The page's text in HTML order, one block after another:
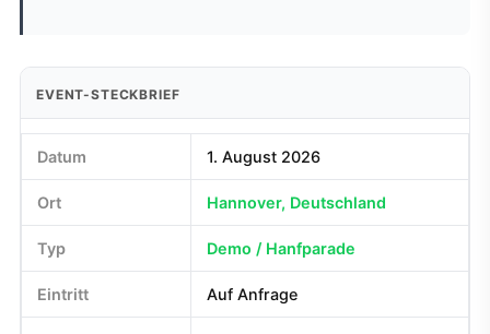
EVENT-STECKBRIEF
Datum 1. August 2026
Ort Hannover, Deutschland
Typ Demo / Hanfparade
Eintritt Auf Anfrage